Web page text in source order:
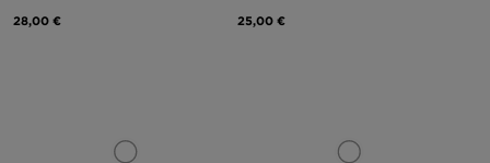
28,00 € 25,00 €